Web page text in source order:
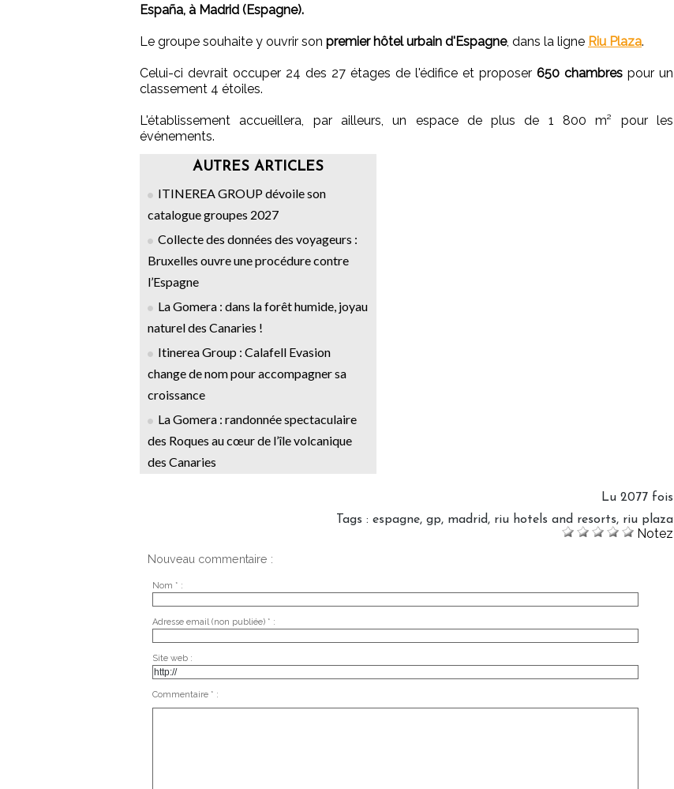
España, à Madrid (Espagne).
Le groupe souhaite y ouvrir son premier hôtel urbain d'Espagne, dans la ligne Riu Plaza.
Celui-ci devrait occuper 24 des 27 étages de l'édifice et proposer 650 chambres pour un
classement 4 étoiles.
L'établissement accueillera, par ailleurs, un espace de plus de 1 800 m² pour les
événements.
AUTRES ARTICLES
ITINEREA GROUP dévoile son
catalogue groupes 2027
Collecte des données des voyageurs :
Bruxelles ouvre une procédure contre
l’Espagne
La Gomera : dans la forêt humide, joyau
naturel des Canaries !
Itinerea Group : Calafell Evasion
change de nom pour accompagner sa
croissance
La Gomera : randonnée spectaculaire
des Roques au cœur de l’île volcanique
des Canaries
Lu 2077 fois
Tags : espagne, gp, madrid, riu hotels and resorts, riu plaza
Notez
Nouveau commentaire :
Nom * :
Adresse email (non publiée) * :
Site web :
Commentaire * :